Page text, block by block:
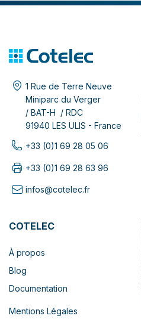
1 Rue de Terre Neuve
Miniparc du Verger
/ BAT-H / RDC
91940 LES ULIS - France
+33 (0)1 69 28 05 06
+33 (0)1 69 28 63 96
infos@cotelec.fr
COTELEC
À propos
Blog
Documentation
Mentions Légales